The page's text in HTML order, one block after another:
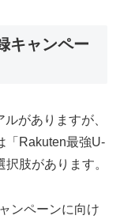
キャンペー
がありますが、
「Rakuten最強U-
肢があります。
ンペーンに向け